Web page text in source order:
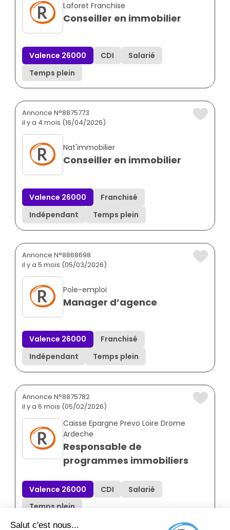
Laforet Franchise
Conseiller en immobilier
Valence 26000 CDI
Salarié
Temps plein
Annonce N°8875773
il y a 4 mois (16/04/2026)
Nat'immobilier
Conseiller en immobilier
Valence 26000
Franchisé
Indépendant
Temps plein
Annonce N°8868698
il y a 5 mois (05/03/2026)
Pole-emploi
Manager d’agence
Valence 26000
Franchisé
Indépendant
Temps plein
Annonce N°8875782
il y a 6 mois (05/02/2026)
Caisse Epargne Prevo Loire Drome
Ardeche
Responsable de
programmes immobiliers
Valence 26000 CDI
Salarié
Temps plein